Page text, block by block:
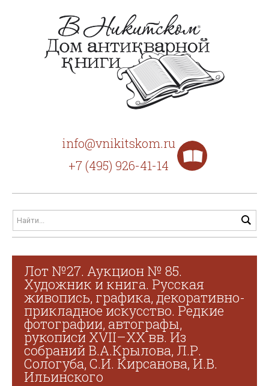
info@vnikitskom.ru
+7 (495) 926-41-14
Лот №27. Аукцион № 85.
Художник и книга. Русская
живопись, графика, декоративно-
прикладное искусство. Редкие
фотографии, автографы,
рукописи XVII–XX вв. Из
собраний В.А.Крылова, Л.Р.
Сологуба, С.И. Кирсанова, И.В.
Ильинского